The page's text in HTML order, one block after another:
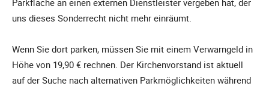
Parkfläche an einen externen Dienstleister vergeben hat, der
uns dieses Sonderrecht nicht mehr einräumt.
Wenn Sie dort parken, müssen Sie mit einem Verwarngeld in
Höhe von 19,90 € rechnen. Der Kirchenvorstand ist aktuell
auf der Suche nach alternativen Parkmöglichkeiten während